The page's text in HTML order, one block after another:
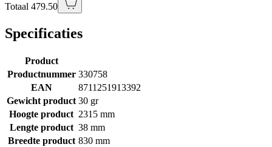
Totaal 479.50
Specificaties
Product
Productnummer 330758
EAN
8711251913392
Gewicht product 30 gr
Hoogte product 2315 mm
Lengte product 38 mm
Breedte product 830 mm